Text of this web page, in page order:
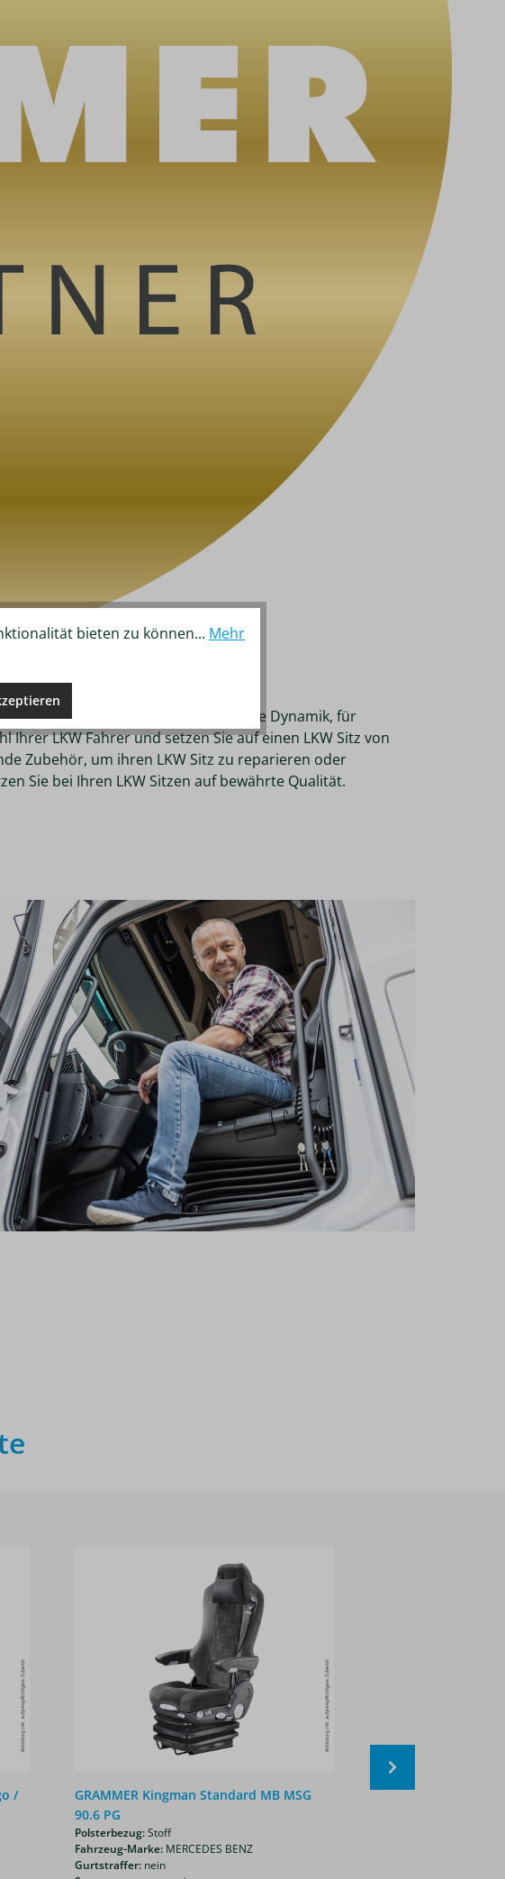
technische Inspiration und innovative Dynamik, für
LKW Fahrer und setzen Sie auf einen LKW Sitz von
Zubehör, um ihren LKW Sitz zu reparieren oder
Sie bei Ihren LKW Sitzen auf bewährte Qualität.
/
GRAMMER Kingman Standard MB MSG
90.6 PG
Polsterbezug:Stoff
Fahrzeug-Marke: MERCEDES BENZ
Gurtstraffer: nein
GRAMMER
bieten zu können... Mehr